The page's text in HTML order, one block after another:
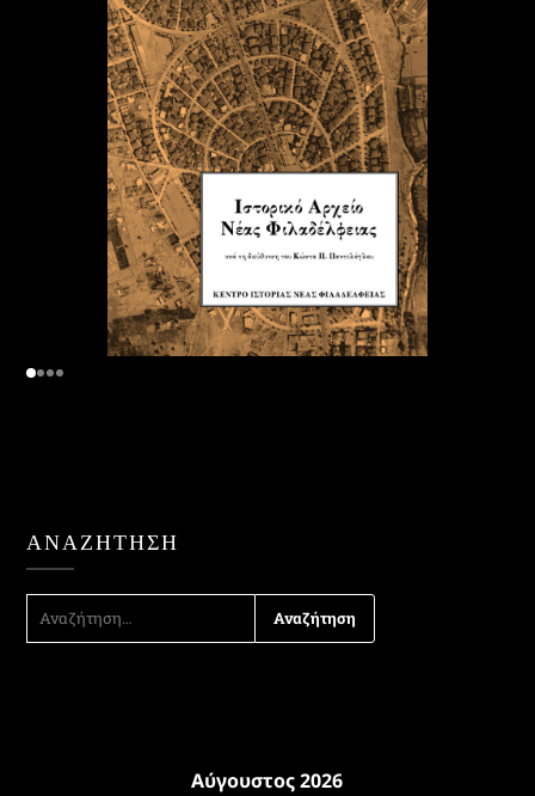
ΑΝΑΖΉΤΗΣΗ
ΑΝΑΖΉΤΗΣΗ
ΓΙΑ:
Αύγουστος 2026